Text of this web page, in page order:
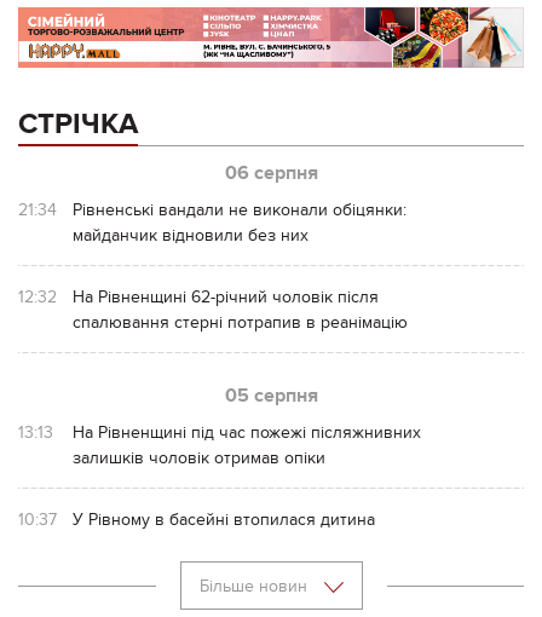
СТРІЧКА
06 серпня
21:34
Рівненські вандали не виконали обіцянки:
майданчик відновили без них
12:32
На Рівненщині 62-річний чоловік після
спалювання стерні потрапив в реанімацію
05 серпня
13:13
На Рівненщині під час пожежі післяжнивних
залишків чоловік отримав опіки
10:37 У Рівному в басейні втопилася дитина
Більше новин